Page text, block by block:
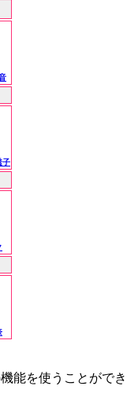
子
能を使うことができ